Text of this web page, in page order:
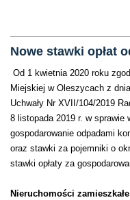
Nowe stawki opłat
Od 1 kwietnia 2020 roku
Miejskiej w Oleszycach z
Uchwały Nr XVII/104/2019
8 listopada 2019 r. w sprawie
gospodarowanie odpadami
oraz stawki za pojemniki o
stawki opłaty za
Nieruchomości zamieszkałe